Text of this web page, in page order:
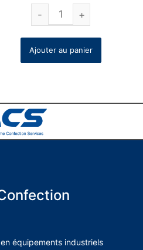
Ajouter au panier
équipements industriels